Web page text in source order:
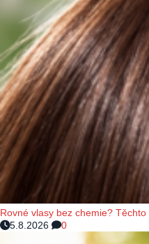
Rovné vlasy bez chemie?
5.8.2026
0